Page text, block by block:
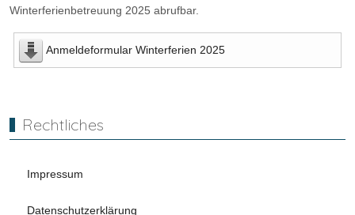
Winterferienbetreuung 2025 abrufbar.
Anmeldeformular Winterferien 2025
Rechtliches
Impressum
Datenschutzerklärung